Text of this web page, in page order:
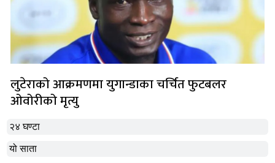
२४ घण्टा
यो साता
लुटेराको आक्रमणमा युगान्डाका चर्चित फुटबलर
ओवोरीको मृत्यु